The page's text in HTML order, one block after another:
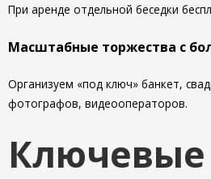
При аренде отдельной беседки
Масштабные торжества с
Организуем «под ключ» банкет,
фотографов, видеооператоров.